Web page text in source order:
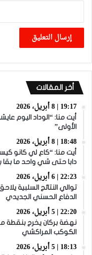
أخر المقالات
19:17 | 8 أبريل، 2026
الأولى”
18:48 | 8 أبريل، 2026
أيت منا: “كاع لي كانو
دابا حتى شي واحد ما بقا
22:23 | 6 أبريل، 2026
توالي النتائج السلبية
الدفاع الحسني الجديدي
22:20 | 5 أبريل، 2026
نهضة بركان يخرج بنقطة
الكوكب المراكشي
18:13 | 5 أبريل، 2026